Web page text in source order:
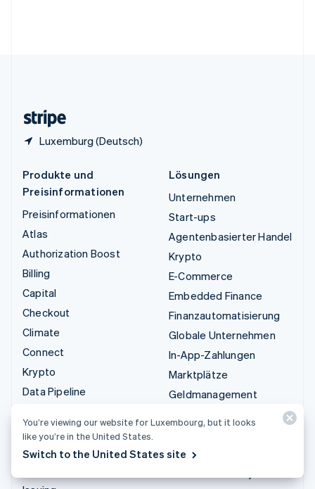
Luxemburg (Deutsch)
Produkte und
Preisinformationen
Preisinformationen
Atlas
Authorization Boost
Billing
Capital
Checkout
Climate
Connect
Krypto
Data Pipeline
Financial Connections
Identity
Lösungen
Unternehmen
Start-ups
Agentenbasierter Handel
Krypto
E-Commerce
Embedded Finance
Finanzautomatisierung
Globale Unternehmen
In-App-Zahlungen
Marktplätze
Geldmanagement
KI-Unternehmen
You’re viewing our website for Luxembourg, but it looks
like you’re in the United States.
Switch to the United States site